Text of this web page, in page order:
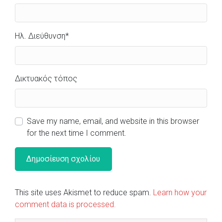
Ηλ. Διεύθυνση*
Δικτυακός τόπος
Save my name, email, and website in this browser
for the next time I comment.
This site uses Akismet to reduce spam. Learn how your
comment data is processed.